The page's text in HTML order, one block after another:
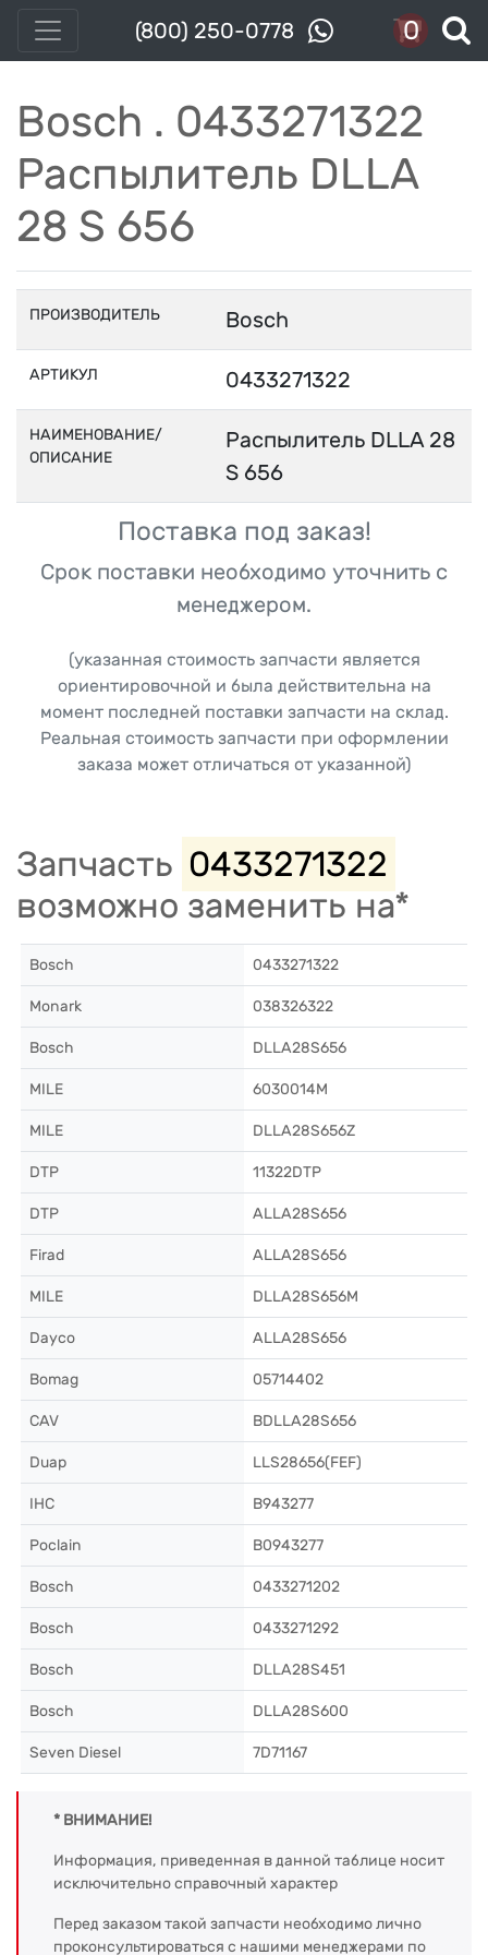
(800) 250-0778 0
Bosch . 0433271322
Распылитель DLLA
28 S 656
ПРОИЗВОДИТЕЛЬ Bosch
АРТИКУЛ 0433271322
НАИМЕНОВАНИЕ/
ОПИСАНИЕ
Распылитель DLLA 28
S 656
Поставка под заказ!
Срок поставки необходимо уточнить с
менеджером.
(указанная стоимость запчасти является
ориентировочной и была действительна на
момент последней поставки запчасти на склад.
Реальная стоимость запчасти при оформлении
заказа может отличаться от указанной)
Запчасть 0433271322
возможно заменить на*
Bosch 0433271322
Monark 038326322
Bosch DLLA28S656
MILE 6030014M
MILE DLLA28S656Z
DTP 11322DTP
DTP ALLA28S656
Firad ALLA28S656
MILE DLLA28S656M
Dayco ALLA28S656
Bomag 05714402
CAV BDLLA28S656
Duap LLS28656(FEF)
IHC B943277
Poclain B0943277
Bosch 0433271202
Bosch 0433271292
Bosch DLLA28S451
Bosch DLLA28S600
Seven Diesel 7D71167
* ВНИМАНИЕ!
Информация, приведенная в данной таблице носит
исключительно справочный характер
Перед заказом такой запчасти необходимо лично
проконсультироваться с нашими менеджерами по